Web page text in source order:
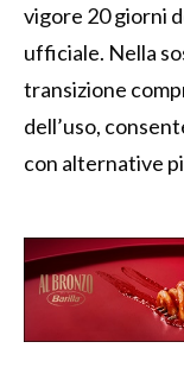
vigore 20 giorni
ufficiale. Nella
transizione
dell’uso,
con alternative